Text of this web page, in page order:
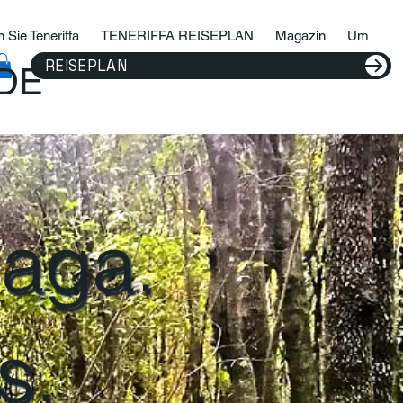
REISEPLAN
Sie Teneriffa TENERIFFA REISEPLAN Magazin Um